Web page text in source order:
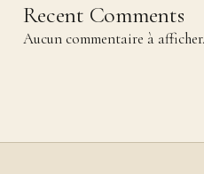
Recent Comments
Aucun commentaire à afficher.